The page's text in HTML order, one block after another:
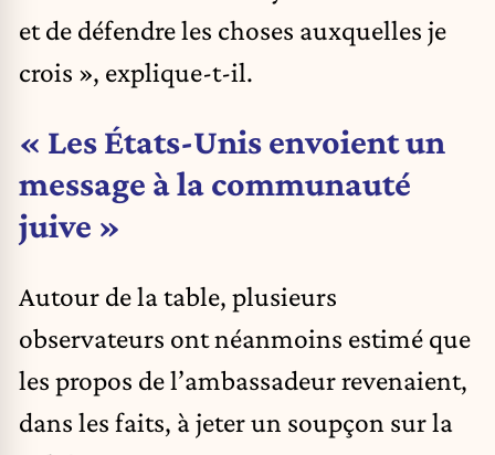
et de défendre les choses auxquelles je
crois », explique-t-il.
« Les États-Unis envoient un
message à la communauté
juive »
Autour de la table, plusieurs
observateurs ont néanmoins estimé que
les propos de l’ambassadeur revenaient,
dans les faits, à jeter un soupçon sur la